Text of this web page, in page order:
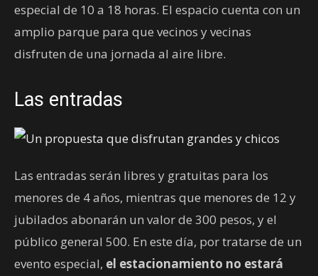
especial de 10 a 18 horas. El espacio cuenta con un
amplio parque para que vecinos y vecinas
disfruten de una jornada al aire libre.
Las entradas
Las entradas serán libres y gratuitas para los
menores de 4 años, mientras que menores de 12 y
jubilados abonarán un valor de 300 pesos, y el
público general 500. En este día, por tratarse de un
evento especial, el estacionamiento no estará